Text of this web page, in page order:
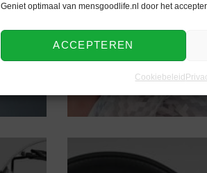
Geniet optimaal van mensgoodlife.nl door het
ACCEPTEREN
Cookiebeleid